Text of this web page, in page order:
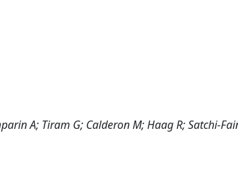
A; Tiram G; Calderon M; Haag R; Satchi-